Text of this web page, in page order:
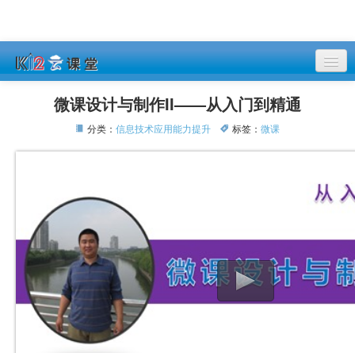
注册
微课设计与制作II——从入门到精通
分类： 信息技术应用能力提升 标签： 微课